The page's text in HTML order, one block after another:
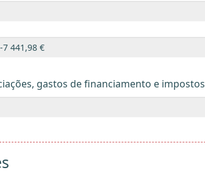
gastos de financiamento e impostos